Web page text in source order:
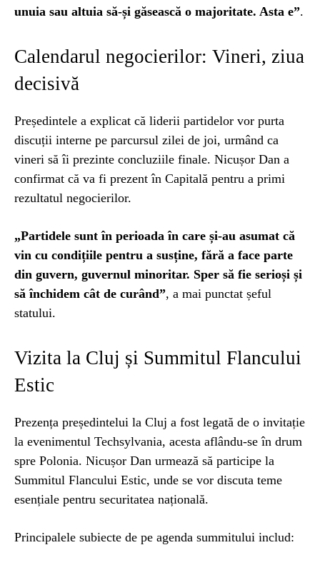
unuia sau altuia să-și găsească o majoritate. Asta e”.
Calendarul negocierilor: Vineri, ziua
decisivă
Președintele a explicat că liderii partidelor vor purta
discuții interne pe parcursul zilei de joi, urmând ca
vineri să îi prezinte concluziile finale. Nicușor Dan a
confirmat că va fi prezent în Capitală pentru a primi
rezultatul negocierilor.
„Partidele sunt în perioada în care și-au asumat că
vin cu condițiile pentru a susține, fără a face parte
din guvern, guvernul minoritar. Sper să fie serioși și
să închidem cât de curând”, a mai punctat șeful
statului.
Vizita la Cluj și Summitul Flancului
Estic
Prezența președintelui la Cluj a fost legată de o invitație
la evenimentul Techsylvania, acesta aflându-se în drum
spre Polonia. Nicușor Dan urmează să participe la
Summitul Flancului Estic, unde se vor discuta teme
esențiale pentru securitatea națională.
Principalele subiecte de pe agenda summitului includ: